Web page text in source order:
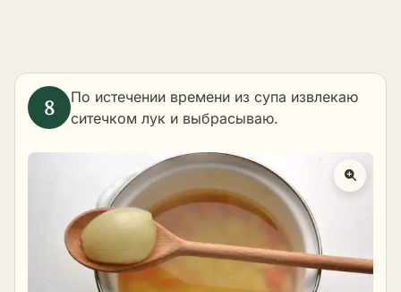
По истечении времени из супа извлекаю
ситечком лук и выбрасываю.